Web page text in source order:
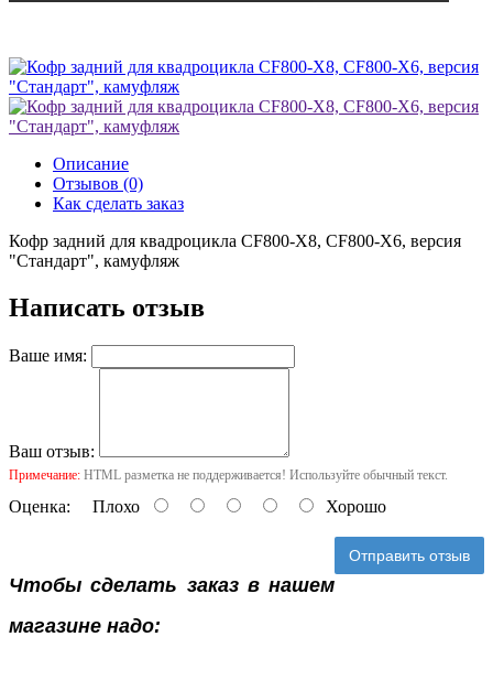
Описание
Отзывов (0)
Как сделать заказ
Кофр задний для квадроцикла CF800-X8, CF800-X6, версия
"Стандарт", камуфляж
Написать отзыв
Ваше имя:
Ваш отзыв:
Примечание: HTML разметка не поддерживается! Используйте обычный текст.
Оценка: Плохо Хорошо
Отправить отзыв
Чтобы сделать заказ в нашем
магазине надо: